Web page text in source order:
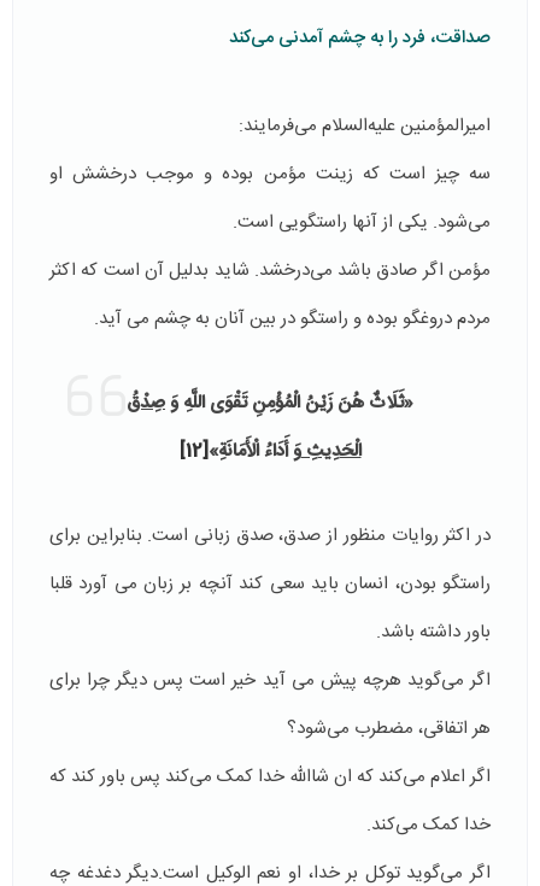
صداقت، فرد را به چشم آمدنی می‌کند
امیرالمؤمنین علیه‌السلام می‌فرمایند:
سه چیز است که زینت مؤمن بوده و موجب درخشش او
می‌شود. یکی از آنها راستگویی است.
مؤمن اگر صادق باشد می‌درخشد. شاید بدلیل آن است که اکثر
مردم دروغگو بوده و راستگو در بین آنان به چشم می آید.
«ثَلَاثٌ‏ هُنَ‏ زَيْنُ‏ الْمُؤْمِنِ‏ تَقْوَى اللَّهِ وَصِدْقُ
الْحَدِيثِوَ أَدَاءُ الْأَمَانَةِ»[12]
در اکثر روایات منظور از صدق، صدق زبانی است. بنابراین برای
راستگو بودن، انسان باید سعی کند آنچه بر زبان می آورد قلبا
باور داشته باشد.
اگر می‌گوید هرچه پیش می آید خیر است پس دیگر چرا برای
هر اتفاقی، مضطرب می‌شود؟
اگر اعلام می‌کند که ان شاالله خدا کمک می‌کند پس باور کند که
خدا کمک می‌کند.
اگر می‌گوید توکل بر خدا، او نعم الوکیل است.دیگر دغدغه چه